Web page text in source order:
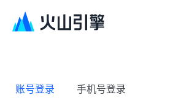
账号登录 手机号登录